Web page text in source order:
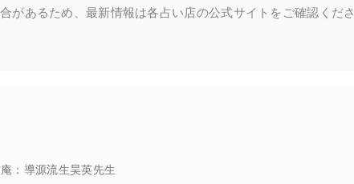
があるため、最新情報は各占い店の公式サイトをご確認くださ
：導源流生昊英先生